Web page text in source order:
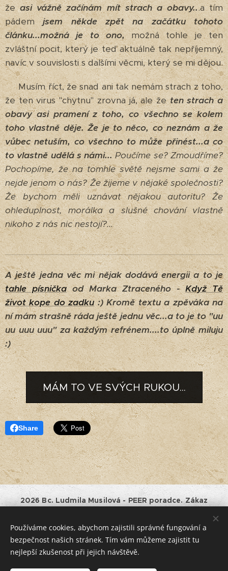
žeasi vážně začínám mít strach a obavy...a tím
pádemjsem někde zpět na začátku tohoto
článku...možná je to ono,možná tohle je ten
zvláštní pocit, který je teď aktuálně tak nepříjemný,
navíc v souvislosti s dalšími věcmi, který se mi dějou.
Musím říct, že snad ani tak nemám strach z toho,
že ten virus "chytnu" zrovna já, ale žeten strach a
obavy asi pramení z toho, co všechno se kolem
toho vlastně děje. Že je to něco, co neznám a že
vůbec netuším, co všechno to může přinést...a co
to vlastně udělá s námi... Poučíme se? Zmoudříme?
Pochopíme, že na tomhle světě nejsme sami a že
nejde jenom o nás? Že žijeme v nějaké společnosti?
Že bychom měli uznávat nějakou autoritu? Že
ohleduplnost, morálka a slušné chování vlastně
nikoho z nás nic nestojí?...
A ještě jedna věc mi nějak dodává energii a to je
tahle písničkaod Marka Ztraceného -Když Tě
život kope do zadku:) Kromě textu a zpěváka na
ní mám strašně ráda ještě jednu věc...a to je to "uu
uu uuu uuu" za každým refrénem....to úplně miluju
:)
MÁM TO VE SVÝCH RUKOU...
Share
2026 Bc. Ludmila Musilová - PEER poradce. Zákaz
souhlasu majitele.
Bc. Ludmila Musilová, IČO: 01528661, Horní
182, Havlíčkův Brod, tel.: +420 777 994875, e-mail:
jentakzit@lidamu.cz.
Podnikatel je zapsán v Živnostenském rejstříku ČR.
Používáme cookies, abychom zajistili správné fungování a
bezpečnost našich stránek. Tím vám můžeme zajistit tu
nejlepší zkušenost při jejich návštěvě.